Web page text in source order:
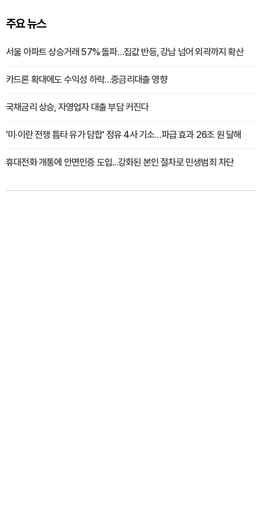
주요 뉴스
서울 아파트 상승거래 57% 돌파…집값 반등, 강남 넘어 외곽까지 확산
카드론 확대에도 수익성 하락…중금리대출 영향
국채금리 상승, 자영업자 대출 부담 커진다
'미·이란 전쟁 틈타 유가 담합' 정유 4사 기소…파급 효과 26조 원 달해
휴대전화 개통에 안면인증 도입...강화된 본인 절차로 민생범죄 차단